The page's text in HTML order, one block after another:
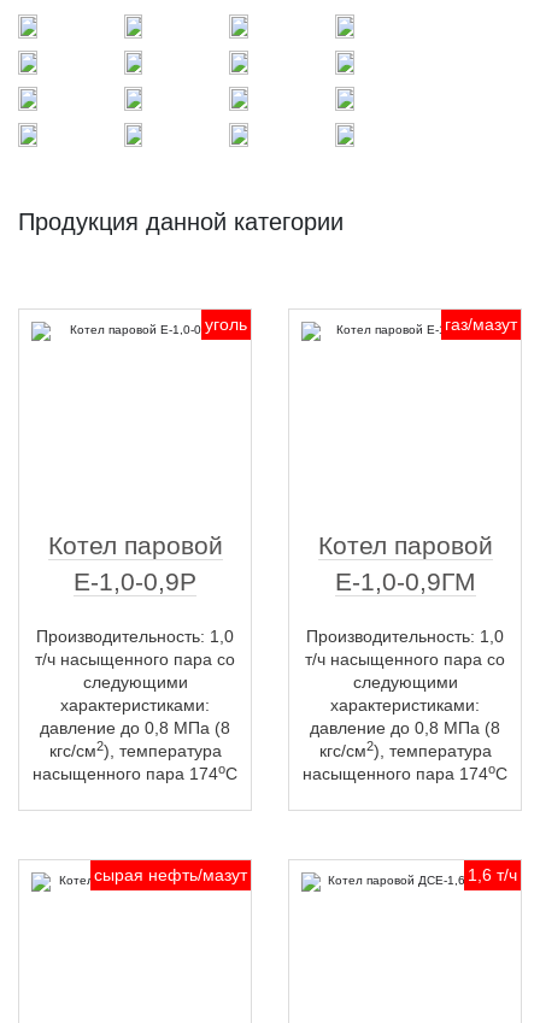
Продукция данной категории
уголь
Котел паровой
Е-1,0-0,9Р
Производительность: 1,0
т/ч насыщенного пара со
следующими
характеристиками:
давление до 0,8 МПа (8
кгс/см2), температура
насыщенного пара 174оС
газ/мазут
Котел паровой
Е-1,0-0,9ГМ
Производительность: 1,0
т/ч насыщенного пара со
следующими
характеристиками:
давление до 0,8 МПа (8
кгс/см2), температура
насыщенного пара 174оС
сырая нефть/мазут 1,6 т/ч